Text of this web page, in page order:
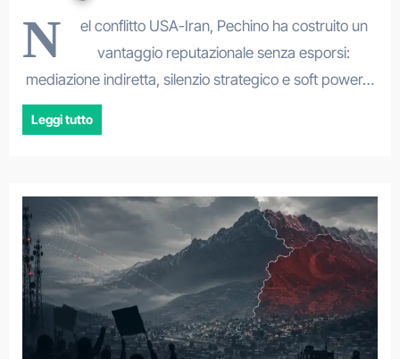
N
el conflitto USA-Iran, Pechino ha costruito un
vantaggio reputazionale senza esporsi:
mediazione indiretta, silenzio strategico e soft power…
Leggi tutto